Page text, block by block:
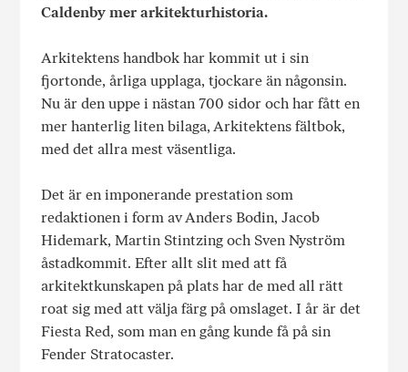
Caldenby mer arkitekturhistoria.
Arkitektens handbok har kommit ut i sin
fjortonde, årliga upplaga, tjockare än någonsin.
Nu är den uppe i nästan 700 sidor och har fått en
mer hanterlig liten bilaga, Arkitektens fältbok,
med det allra mest väsentliga.
Det är en imponerande prestation som
redaktionen i form av Anders Bodin, Jacob
Hidemark, Martin Stintzing och Sven Nyström
åstadkommit. Efter allt slit med att få
arkitektkunskapen på plats har de med all rätt
roat sig med att välja färg på omslaget. I år är det
Fiesta Red, som man en gång kunde få på sin
Fender Stratocaster.